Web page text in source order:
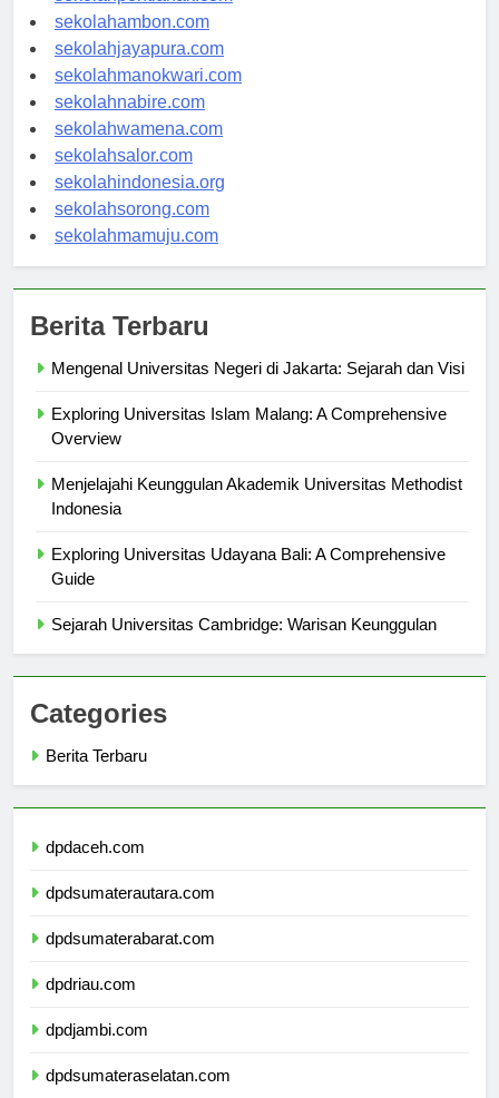
sekolahpontianak.com
sekolahambon.com
sekolahjayapura.com
sekolahmanokwari.com
sekolahnabire.com
sekolahwamena.com
sekolahsalor.com
sekolahindonesia.org
sekolahsorong.com
Exploring Universitas Islam Malang: A Comprehensive
Menjelajahi Keunggulan Akademik Universitas Methodist
Exploring Universitas Udayana Bali: A Comprehensive
Categories